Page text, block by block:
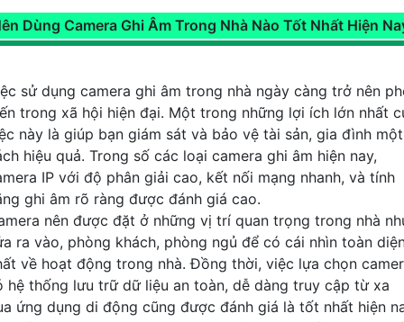
Dùng Camera Ghi Âm Trong Nhà Nào Tốt Nhất Hiện
sử dụng camera ghi âm trong nhà ngày càng trở nên
trong xã hội hiện đại. Một trong những lợi ích lớn nhất
này là giúp bạn giám sát và bảo vệ tài sản, gia đình một
hiệu quả. Trong số các loại camera ghi âm hiện nay,
IP với độ phân giải cao, kết nối mạng nhanh, và tính
ghi âm rõ ràng được đánh giá cao.
nên được đặt ở những vị trí quan trọng trong nhà
ra vào, phòng khách, phòng ngủ để có cái nhìn toàn
về hoạt động trong nhà. Đồng thời, việc lựa chọn
hệ thống lưu trữ dữ liệu an toàn, dễ dàng truy cập từ xa
ứng dụng di động cũng được đánh giá là tốt nhất hiện